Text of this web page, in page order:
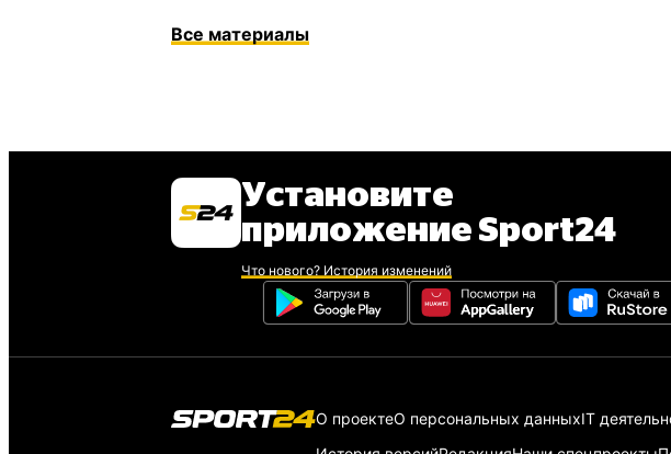
Все материалы
Установите
приложение Sport24
Что нового? История изменений
О проектеО персональных данныхIT